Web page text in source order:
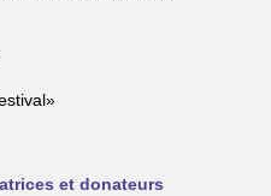
et donateurs